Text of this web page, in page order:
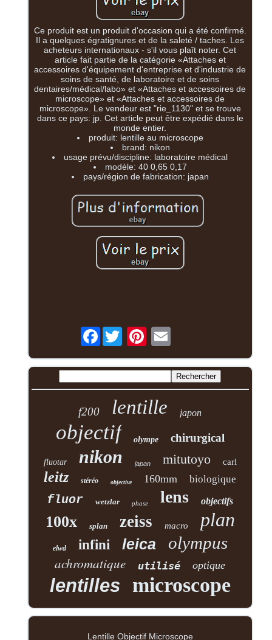
Ce produit est un produit d'occasion qui a été confirmé.
Il a quelques égratignures et de la saleté / taches. Les
acheteurs internationaux - s'il vous plaît noter. Cet
article fait partie de la catégorie «Attaches et
accessoires d'équipement d'entreprise et d'industrie de
soins de santé, de laboratoire et de soins
dentaires/médical/labo» et «Attaches et accessoires de
microscope» et «Attaches et accessoires de
microscope». Le vendeur est "rie_1130" et se trouve
dans ce pays: jp. Cet article peut être expédié dans le
monde entier.
produit: lentille au microscope
brand: nikon
usage prévu/discipline: laboratoire médical
modèle: 40 0,65 0,17
pays/région de fabrication: japan
Facebook
f200 lentille japon
objectif olympe chirurgical
fluotar nikon japan mitutoyo carl
leitz stéréo objective 160mm biologique
fluor wetzlar phase lens objectifs
100x splan zeiss macro plan
elwd infini leica olympus
achromatique utilisé optique
lentilles microscope
Lentille Objectif Microscope